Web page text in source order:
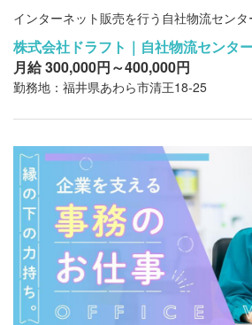
インターネット販売を行う自社物流セン
株式会社ドラフト｜自社物流センタ
月給 300,000円～400,000円
勤務地：福井県あわら市清王18-25